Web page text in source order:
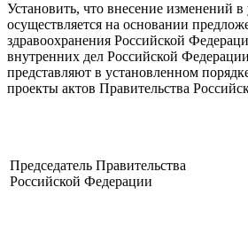
Установить, что внесение изменений
осуществляется на основании
здравоохранения Российской
внутренних дел Российской
представляют в установленном
проекты актов Правительства
Председатель Правительства
Российской Федерации